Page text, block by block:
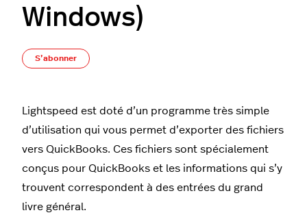
Windows)
S’abonner
Lightspeed est doté d’un programme très simple
d’utilisation qui vous permet d’exporter des fichiers
vers QuickBooks. Ces fichiers sont spécialement
conçus pour QuickBooks et les informations qui s’y
trouvent correspondent à des entrées du grand
livre général.